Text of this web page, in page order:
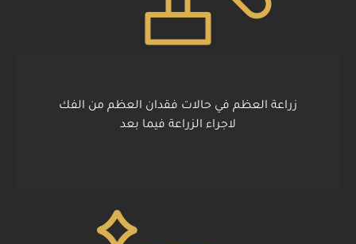
زراعة العظم في حالات فقدان العظم من الفك
لاجراء الزراعة فيما بعد